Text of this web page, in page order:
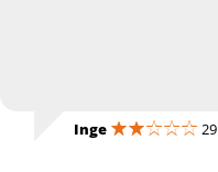
Inge